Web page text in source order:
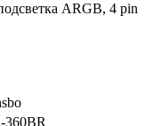
ARGB, 4 pin
360BR